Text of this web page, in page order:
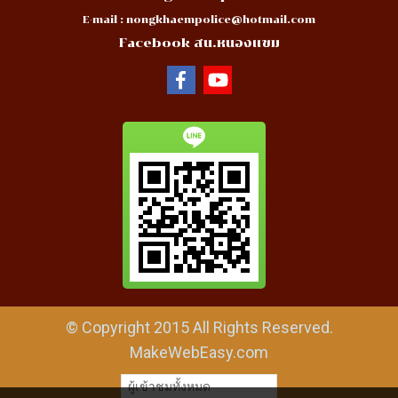
E-mail : nongkhaempolice@hotmail.com
Facebook สน.หนองแขม
© Copyright 2015 All Rights Reserved.
MakeWebEasy.com
ผู้เข้าชมทั้งหมด